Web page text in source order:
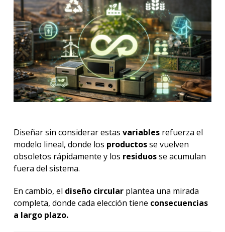
Diseñar sin considerar estas variablesrefuerza el
modelo lineal, donde los productosse vuelven
obsoletos rápidamente y los residuosse acumulan
fuera del sistema.
En cambio, el diseño circularplantea una mirada
completa, donde cada elección tiene consecuencias
a largo plazo.